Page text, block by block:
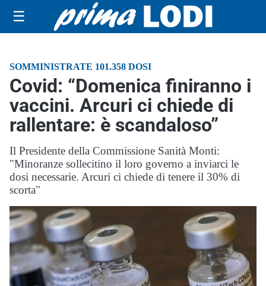
☰
SOMMINISTRATE 101.358 DOSI
Covid: “Domenica finiranno i
vaccini. Arcuri ci chiede di
rallentare: è scandaloso”
Il Presidente della Commissione Sanità Monti:
"Minoranze sollecitino il loro governo a inviarci le
dosi necessarie. Arcuri ci chiede di tenere il 30% di
scorta"